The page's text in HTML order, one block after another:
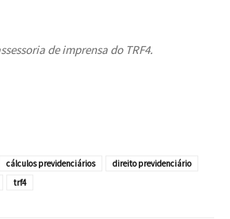
de imprensa do TRF4.
cálculos previdenciários
direito previdenciário
trf4